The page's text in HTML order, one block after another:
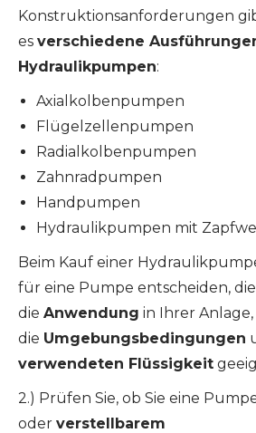
Konstruktionsanforderungen
es verschiedene
Hydraulikpumpen:
Axialkolbenpumpen
Flügelzellenpumpen
Radialkolbenpumpen
Zahnradpumpen
Handpumpen
Hydraulikpumpen mit
Beim Kauf einer
für eine Pumpe entscheiden,
die Anwendung in Ihrer Anlage,
die Umgebungsbedingungen
verwendeten Flüssigkeit
2.) Prüfen Sie, ob Sie eine
oder verstellbarem